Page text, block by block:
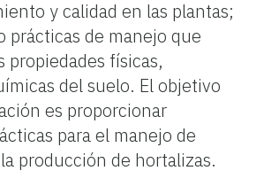
y calidad en las plantas;
prácticas de manejo que
propiedades físicas,
del suelo. El objetivo
es proporcionar
para el manejo de
producción de hortalizas.